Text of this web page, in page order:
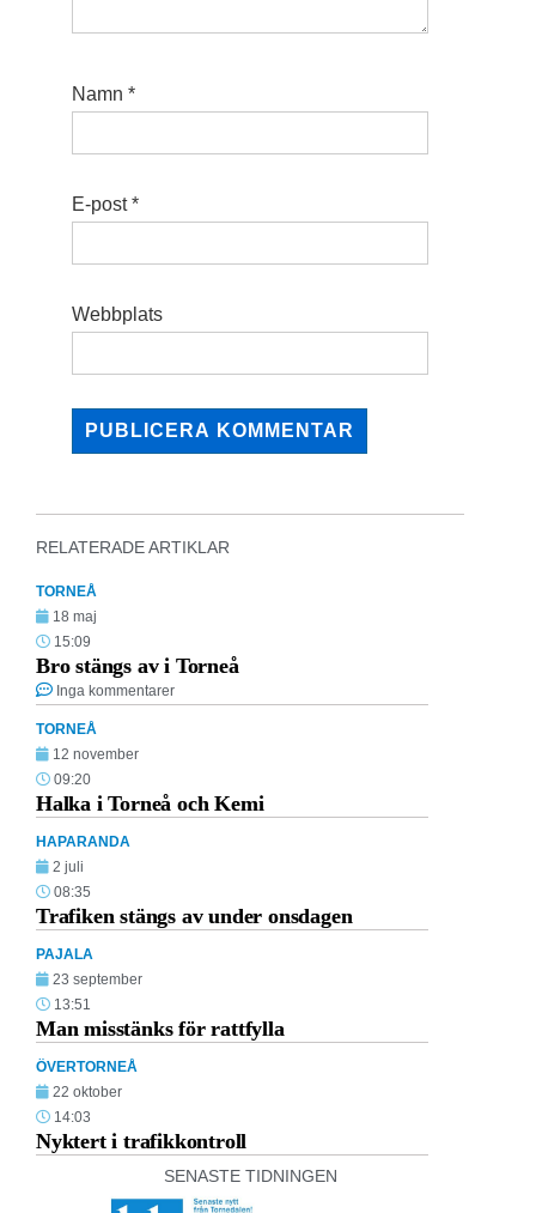
Namn *
E-post *
Webbplats
RELATERADE ARTIKLAR
TORNEÅ
18 maj
15:09
Bro stängs av i Torneå
Inga kommentarer
TORNEÅ
12 november
09:20
Halka i Torneå och Kemi
HAPARANDA
2 juli
08:35
Trafiken stängs av under onsdagen
PAJALA
23 september
13:51
Man misstänks för rattfylla
ÖVERTORNEÅ
22 oktober
14:03
Nyktert i trafikkontroll
SENASTE TIDNINGEN